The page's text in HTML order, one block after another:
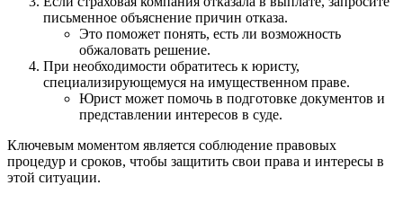
письменное объяснение причин отказа.
Это поможет понять, есть ли возможность
обжаловать решение.
При необходимости обратитесь к юристу,
специализирующемуся на имущественном праве.
Юрист может помочь в подготовке документов и
представлении интересов в суде.
Ключевым моментом является соблюдение правовых
процедур и сроков, чтобы защитить свои права и интересы в
этой ситуации.